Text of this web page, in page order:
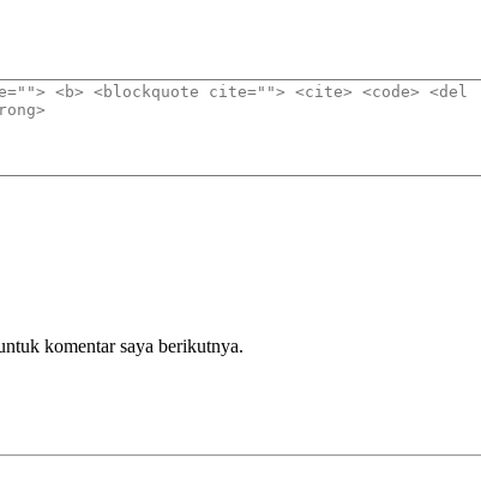
komentar saya berikutnya.